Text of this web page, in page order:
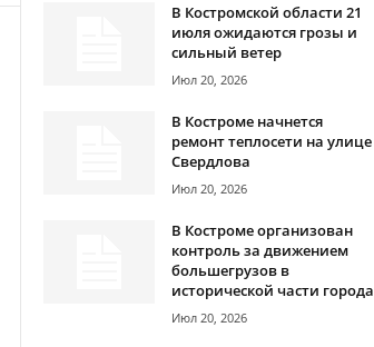
В Костромской области 21
июля ожидаются грозы и
сильный ветер
Июл 20, 2026
В Костроме начнется
ремонт теплосети на улице
Свердлова
Июл 20, 2026
В Костроме организован
контроль за движением
большегрузов в
исторической части города
Июл 20, 2026